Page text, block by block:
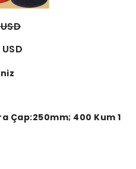
Çap:250mm; 400 Kum 1